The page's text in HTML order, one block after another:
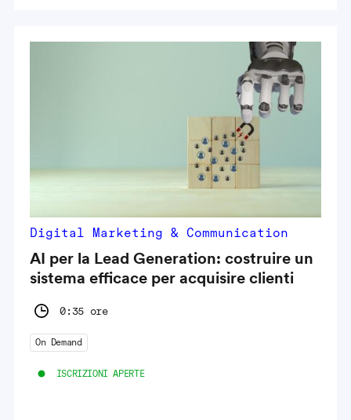
Digital Marketing & Communication
AI per la Lead Generation: costruire un
sistema efficace per acquisire clienti
0:35 ore
On Demand
ISCRIZIONI APERTE